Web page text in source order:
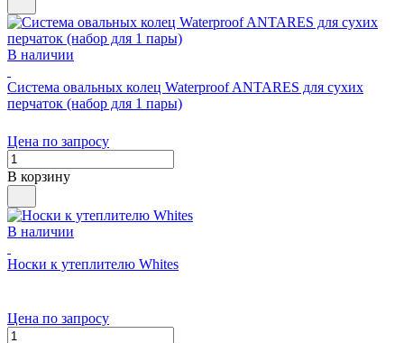
В наличии
Система овальных колец Waterproof ANTARES для сухих
перчаток (набор для 1 пары)
Цена по запросу
В корзину
В наличии
Носки к утеплителю Whites
Цена по запросу